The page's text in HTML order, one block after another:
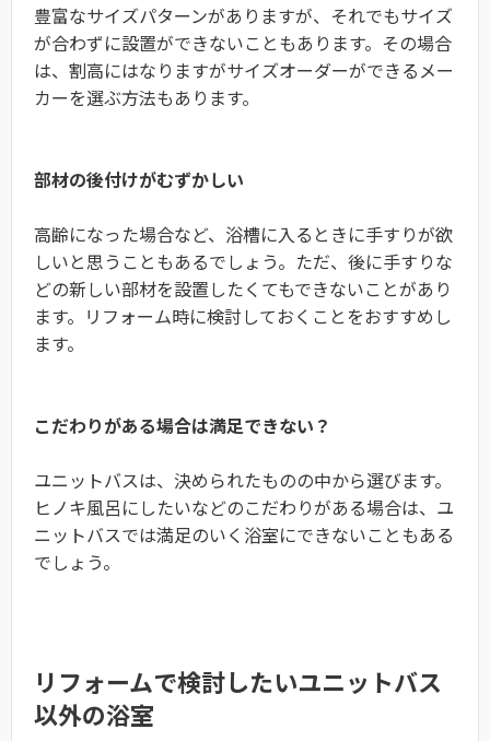
豊富なサイズパターンがありますが、それでもサイズ
が合わずに設置ができないこともあります。その場合
は、割高にはなりますがサイズオーダーができるメー
カーを選ぶ方法もあります。
部材の後付けがむずかしい
高齢になった場合など、浴槽に入るときに手すりが欲
しいと思うこともあるでしょう。ただ、後に手すりな
どの新しい部材を設置したくてもできないことがあり
ます。リフォーム時に検討しておくことをおすすめし
ます。
こだわりがある場合は満足できない？
ユニットバスは、決められたものの中から選びます。
ヒノキ風呂にしたいなどのこだわりがある場合は、ユ
ニットバスでは満足のいく浴室にできないこともある
でしょう。
リフォームで検討したいユニットバス
以外の浴室